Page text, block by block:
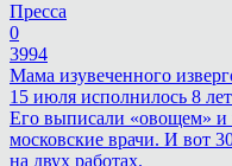
Пресса
0
3994
Мама изувеченного
15 июля исполнилось 8
Его выписали «овощем» и
московские врачи. И вот
на двух работах.